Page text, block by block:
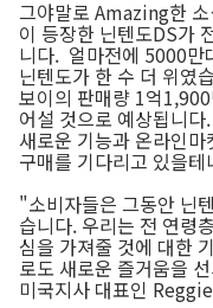
그야말로 Amazing한
이 등장한 닌텐도DS가
니다. 얼마전에 5000만
닌텐도가 한 수 더 위였
보이의 판매량 1억
어설 것으로 예상됩니
새로운 기능과 온라인
구매를 기다리고 있을테
"소비자들은 그동안 닌
습니다. 우리는 전 연령
심을 가져줄 것에 대한
로도 새로운 즐거움을
미국지사 대표인